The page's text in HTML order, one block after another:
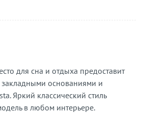
для сна и отдыха предоставит
закладными основаниями и
Яркий классический стиль
в любом интерьере.